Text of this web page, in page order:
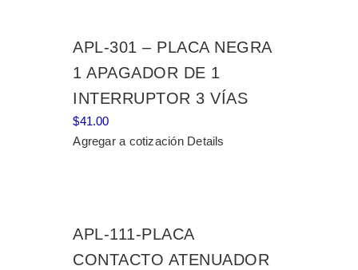
APL-301 – PLACA NEGRA
1 APAGADOR DE 1
INTERRUPTOR 3 VÍAS
$41.00
Agregar a cotización Details
APL-111-PLACA
CONTACTO ATENUADOR